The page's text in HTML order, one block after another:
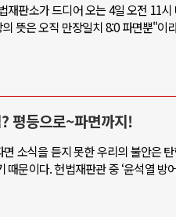
재판소가 드디어 오는 4일 오전 11
뜻은 오직 만장일치 8:0 파면뿐"
평등으로~파면까지!
소식을 듣지 못한 우리의 불안은
때문이다. 헌법재판관 중 ‘윤석열